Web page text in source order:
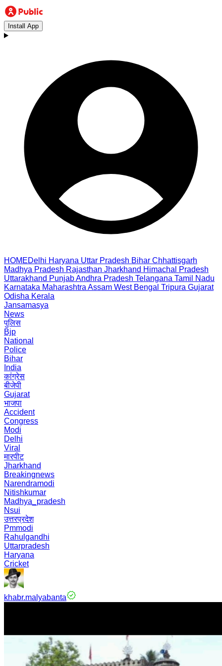
Install App
HOMEDelhi Haryana Uttar Pradesh Bihar Chhattisgarh
Madhya Pradesh Rajasthan Jharkhand Himachal Pradesh
Uttarakhand PunjabAndhra Pradesh Telangana Tamil Nadu
Karnataka Maharashtra Assam West Bengal Tripura Gujarat
Odisha Kerala
Jansamasya
News
पुलिस
Bjp
National
Police
Bihar
India
कांग्रेस
बीजेपी
Gujarat
भाजपा
Accident
Congress
Modi
Delhi
Viral
मारपीट
Jharkhand
Breakingnews
Narendramodi
Nitishkumar
Madhya_pradesh
Nsui
उत्तरप्रदेश
Pmmodi
Rahulgandhi
Uttarpradesh
Haryana
Cricket
khabr.malyabanta